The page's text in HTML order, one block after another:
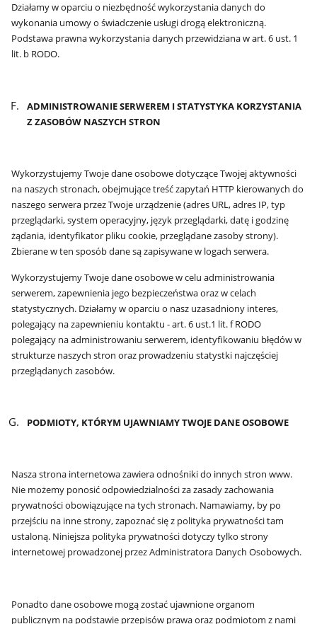
Działamy w oparciu o niezbędność wykorzystania danych do
wykonania umowy o świadczenie usługi drogą elektroniczną.
Podstawa prawna wykorzystania danych przewidziana w art. 6 ust. 1
lit. b RODO.
ADMINISTROWANIESERWEREM I STATYSTYKA KORZYSTANIA
Z ZASOBÓW NASZYCH STRON
Wykorzystujemy Twoje dane osobowe dotyczące Twojej aktywności
na naszych stronach, obejmujące treść zapytań HTTP kierowanych do
naszego serwera przez Twoje urządzenie (adres URL, adres IP, typ
przeglądarki, system operacyjny, język przeglądarki, datę i godzinę
żądania, identyfikator pliku cookie, przeglądane zasoby strony).
Zbierane w ten sposób dane są zapisywane w logach serwera.
Wykorzystujemy Twoje dane osobowe w celu administrowania
serwerem, zapewnienia jego bezpieczeństwa oraz w celach
statystycznych. Działamy w oparciu o nasz uzasadniony interes,
polegający na zapewnieniu kontaktu - art. 6 ust.1 lit. f RODO
polegający na administrowaniu serwerem, identyfikowaniu błędów w
strukturze naszych stron oraz prowadzeniu statystki najczęściej
przeglądanych zasobów.
PODMIOTY, KTÓRYM UJAWNIAMY TWOJE DANE OSOBOWE
Nasza strona internetowa zawiera odnośniki do innych stron www.
Nie możemy ponosić odpowiedzialności za zasady zachowania
prywatności obowiązujące na tych stronach. Namawiamy, by po
przejściu na inne strony, zapoznać się z polityka prywatności tam
ustaloną. Niniejsza polityka prywatności dotyczy tylko strony
internetowej prowadzonej przez Administratora Danych Osobowych.
Ponadto dane osobowe mogą zostać ujawnione organom
publicznym na podstawie przepisów prawa oraz podmiotom z nami